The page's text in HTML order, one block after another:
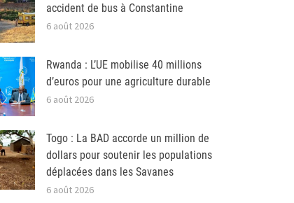
accident de bus à Constantine
6 août 2026
Rwanda : L’UE mobilise 40 millions
d’euros pour une agriculture durable
6 août 2026
Togo : La BAD accorde un million de
dollars pour soutenir les populations
déplacées dans les Savanes
6 août 2026